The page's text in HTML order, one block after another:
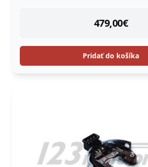
479,00€
instock
Pridať do košíka